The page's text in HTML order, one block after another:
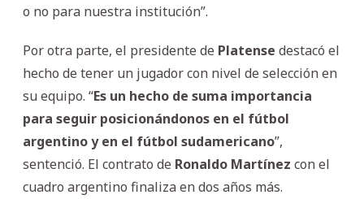
o no para nuestra institución”.
Por otra parte, el presidente de Platense destacó el
hecho de tener un jugador con nivel de selección en
su equipo. “Es un hecho de suma importancia
para seguir posicionándonos en el fútbol
argentino y en el fútbol sudamericano”,
sentenció. El contrato de Ronaldo Martínez con el
cuadro argentino finaliza en dos años más.